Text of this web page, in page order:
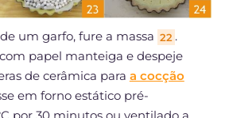
um garfo, fure a massa 22 .
papel manteiga e despeje
de cerâmica para a cocção
em forno estático pré-